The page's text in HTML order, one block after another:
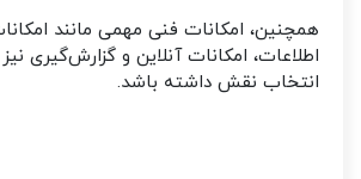
همچنین، امکانات فنی مهمی مانند
اطلاعات، امکانات آنلاین و گزارش‌گیری
انتخاب نقش داشته باشد.